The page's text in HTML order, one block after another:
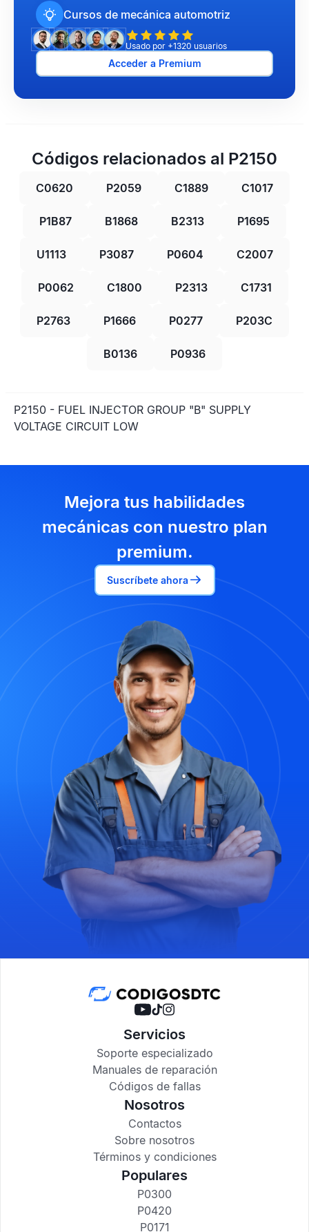
Cursos de mecánica automotriz
Usado por +1320 usuarios
Acceder a Premium
Códigos relacionados al P2150
C0620 P2059 C1889 C1017
P1B87 B1868 B2313 P1695
U1113 P3087 P0604 C2007
P0062 C1800 P2313 C1731
P2763 P1666 P0277 P203C
B0136 P0936
P2150 - FUEL INJECTOR GROUP "B" SUPPLY
VOLTAGE CIRCUIT LOW
Mejora tus habilidades
mecánicas con nuestro plan
premium.
Suscríbete ahora
Servicios
Soporte especializado
Manuales de reparación
Códigos de fallas
Nosotros
Contactos
Sobre nosotros
Términos y condiciones
Populares
P0300
P0420
P0171